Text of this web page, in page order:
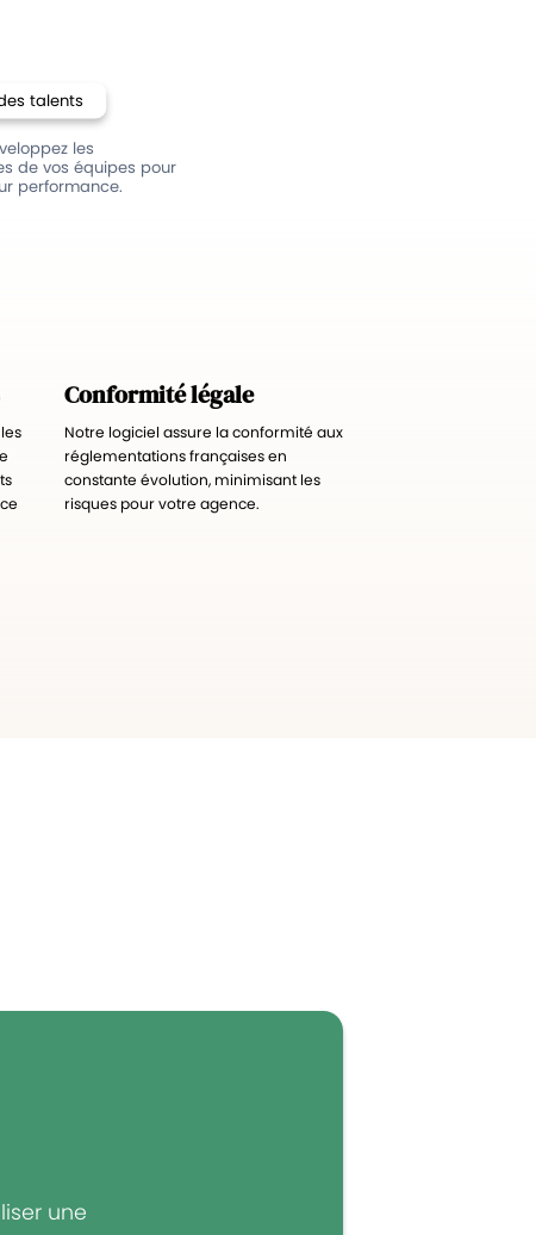
talents
les
de vos équipes pour
performance.
Conformité légale
Notre logiciel assure la conformité aux
réglementations françaises en
constante évolution, minimisant les
risques pour votre agence.
une